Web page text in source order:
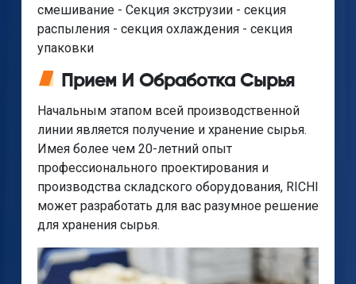
смешивание - Секция экструзии - секция
распыления - секция охлаждения - секция
упаковки
Прием И Обработка Сырья
Начальным этапом всей производственной
линии является получение и хранение сырья.
Имея более чем 20-летний опыт
профессионального проектирования и
производства складского оборудования, RICHI
может разработать для вас разумное решение
для хранения сырья.